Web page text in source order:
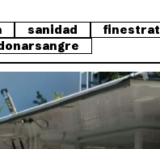
sanidad finestrat